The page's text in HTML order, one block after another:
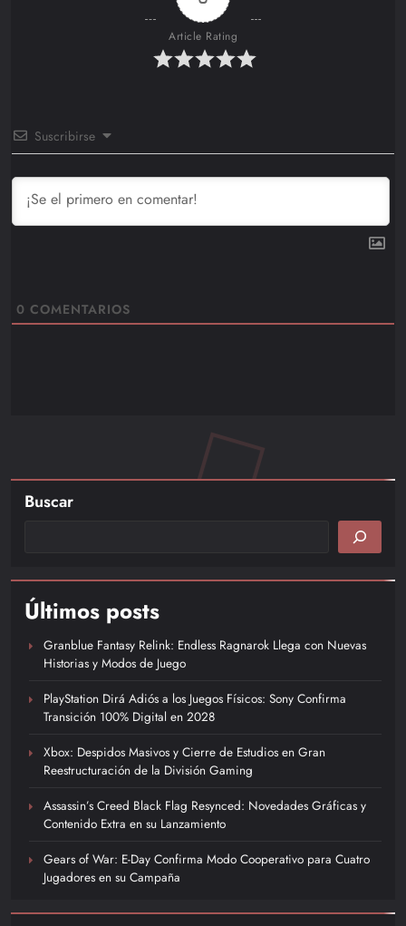
Article Rating
Suscribirse
0 COMENTARIOS
Buscar
Últimos posts
Granblue Fantasy Relink: Endless Ragnarok Llega con Nuevas
Historias y Modos de Juego
PlayStation Dirá Adiós a los Juegos Físicos: Sony Confirma
Transición 100% Digital en 2028
Xbox: Despidos Masivos y Cierre de Estudios en Gran
Reestructuración de la División Gaming
Assassin’s Creed Black Flag Resynced: Novedades Gráficas y
Contenido Extra en su Lanzamiento
Gears of War: E-Day Confirma Modo Cooperativo para Cuatro
Jugadores en su Campaña